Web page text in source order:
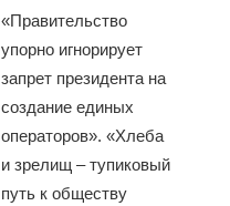
«Правительство
упорно игнорирует
запрет президента на
создание единых
операторов». «Хлеба
и зрелищ – тупиковый
путь к обществу